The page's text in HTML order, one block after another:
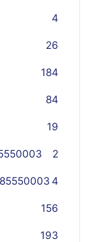
4
26
184
84
19
2
4
156
193